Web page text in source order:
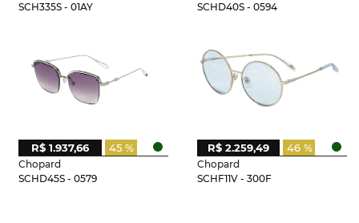
SCH335S - 01AY
SCHD40S - 0594
Chopard
SCHD45S - 0579
45 %
R$ 1.937,66
Chopard
SCHF11V - 300F
46 %
R$ 2.259,49